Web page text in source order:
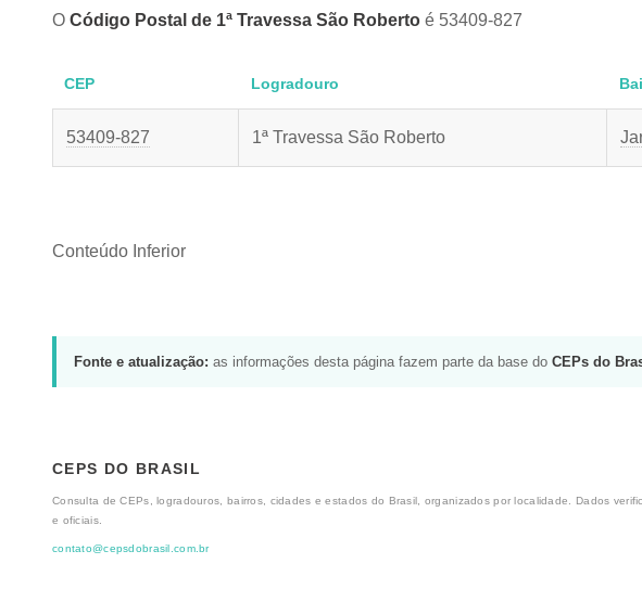
O Código Postal de 1ª Travessa São Roberto é 53409-827
CEP Logradouro
53409-827 1ª Travessa São Roberto
Conteúdo Inferior
Fonte e atualização: as informações desta página fazem parte da base do CEPs do
CEPS DO BRASIL
Consulta de CEPs, logradouros, bairros, cidades e estados do Brasil, organizados por localidade. Dados
e oficiais.
contato@cepsdobrasil.com.br